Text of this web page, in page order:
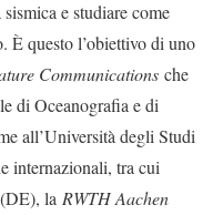
e studiare come
È questo l’obiettivo di uno
Communications che
di Oceanografia e di
all’Università degli Studi
internazionali, tra cui
(DE), la RWTH Aachen